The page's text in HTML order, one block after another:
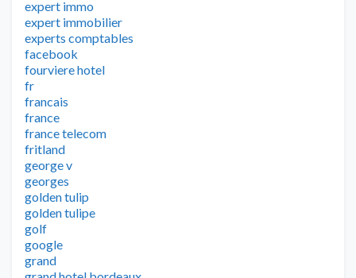
expert immo
expert immobilier
experts comptables
facebook
fourviere hotel
fr
francais
france
france telecom
fritland
george v
georges
golden tulip
golden tulipe
golf
google
grand